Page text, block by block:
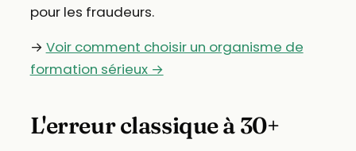
pour les fraudeurs.
→ Voir comment choisir un organisme de
formation sérieux →
L'erreur classique à 30+